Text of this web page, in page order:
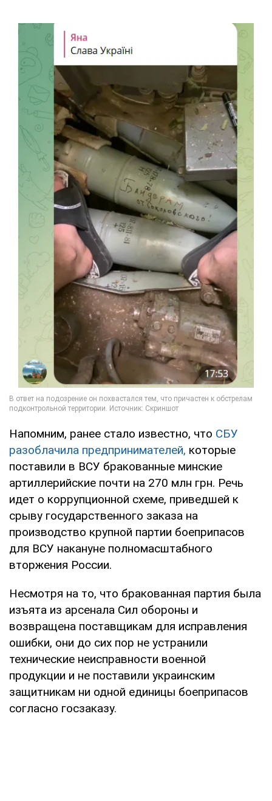
Напомним, ранее стало известно, что СБУ
разоблачила предпринимателей, которые
поставили в ВСУ бракованные минские
артиллерийские почти на 270 млн грн. Речь
идет о коррупционной схеме, приведшей к
срыву государственного заказа на
производство крупной партии боеприпасов
для ВСУ накануне полномасштабного
вторжения России.
Несмотря на то, что бракованная партия была
изъята из арсенала Сил обороны и
возвращена поставщикам для исправления
ошибки, они до сих пор не устранили
технические неисправности военной
продукции и не поставили украинским
защитникам ни одной единицы боеприпасов
согласно госзаказу.